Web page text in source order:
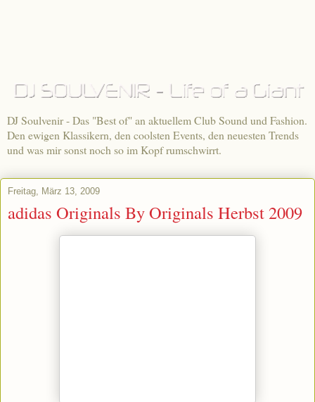
DJ Soulvenir - Das "Best of" an aktuellem Club Sound und Fashion.
Den ewigen Klassikern, den coolsten Events, den neuesten Trends
und was mir sonst noch so im Kopf rumschwirrt.
Freitag, März 13, 2009
adidas Originals By Originals Herbst 2009